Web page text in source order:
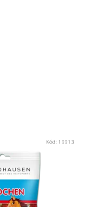
Kód: 19913